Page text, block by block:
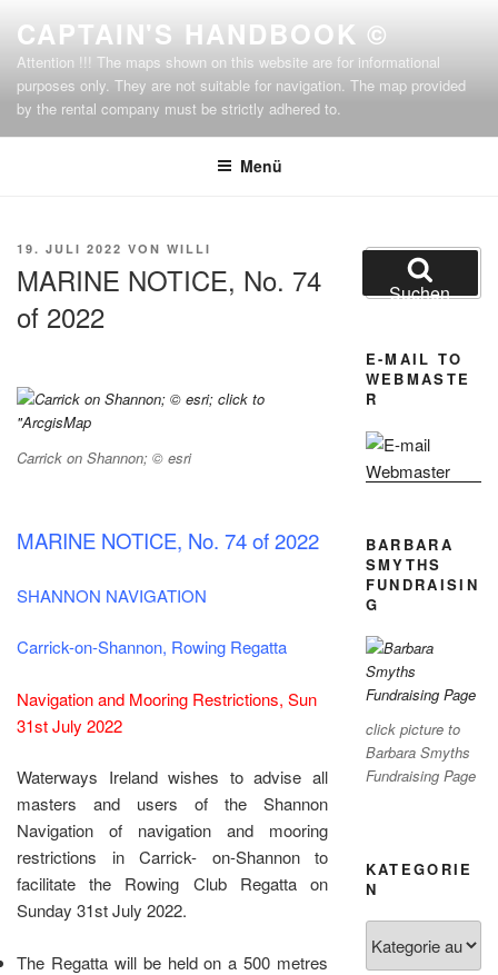
Inhalt
springen
CAPTAIN'S HANDBOOK ©
Attention !!! The maps shown on this website are for informational
purposes only. They are not suitable for navigation. The map provided
by the rental company must be strictly adhered to.
Menü
VERÖFFENTLICHT
19. JULI 2022 VON WILLI
MARINE NOTICE, No. 74
of 2022
Carrick on Shannon; © esri
MARINE NOTICE, No. 74 of 2022
SHANNON NAVIGATION
Carrick-on-Shannon, Rowing Regatta
Navigation and Mooring Restrictions, Sun
31st July 2022
Waterways Ireland wishes to advise all
masters and users of the Shannon
Navigation of navigation and mooring
restrictions in Carrick- on-Shannon to
facilitate the Rowing Club Regatta on
Sunday 31st July 2022.
The Regatta will be held on a 500 metres
Suchen
nach:Suchen
E-MAIL TO
WEBMASTE
R
BARBARA
SMYTHS
FUNDRAISIN
G
click picture to
Barbara Smyths
Fundraising Page
KATEGORIE
N